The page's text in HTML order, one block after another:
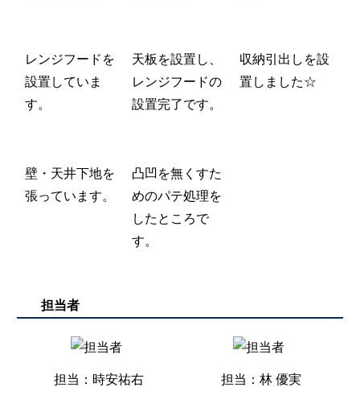
レンジフードを
設置していま
す。
天板を設置し、
レンジフードの
設置完了です。
収納引出しを設
置しました☆
壁・天井下地を
張っています。
凸凹を無くすた
めのパテ処理を
したところで
す。
担当者
担当：時安祐右 担当：林 優実